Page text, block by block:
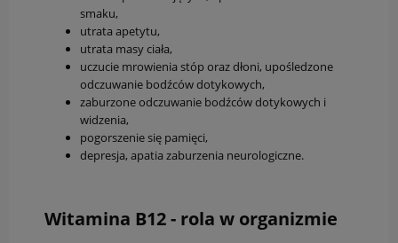
smaku,
utrata apetytu,
utrata masy ciała,
uczucie mrowienia stóp oraz dłoni, upośledzone
odczuwanie bodźców dotykowych,
zaburzone odczuwanie bodźców dotykowych i
widzenia,
pogorszenie się pamięci,
depresja, apatia zaburzenia neurologiczne.
Witamina B12 - rola w organizmie